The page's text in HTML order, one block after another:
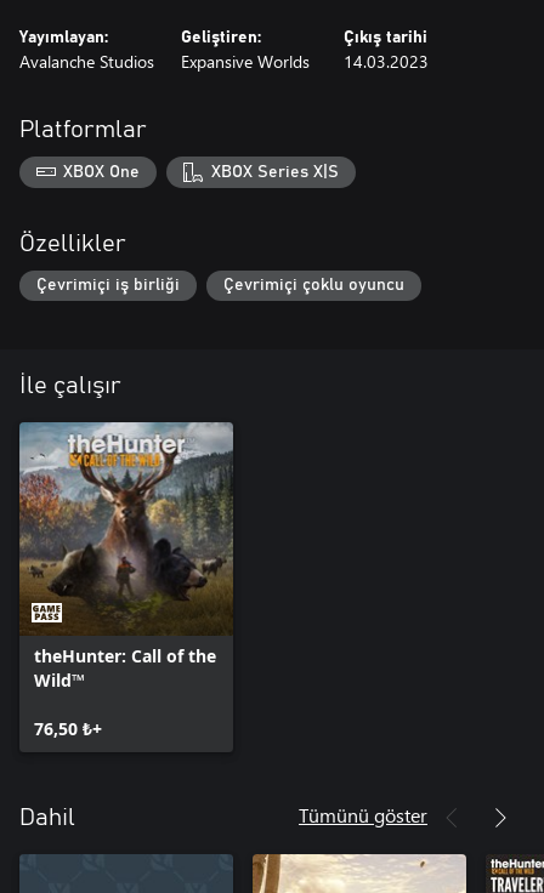
Yayımlayan:
Avalanche Studios
Geliştiren:
Expansive Worlds
Çıkış tarihi
14.03.2023
Platformlar
XBOX One XBOX Series X|S
Özellikler
Çevrimiçi iş birliği Çevrimiçi çoklu oyuncu
İle çalışır
theHunter: Call of the
Wild™
76,50 ₺+
Dahil Tümünü göster